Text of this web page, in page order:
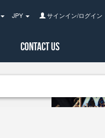
Japan(日
JPY サインイン/ログイン
Contact Us